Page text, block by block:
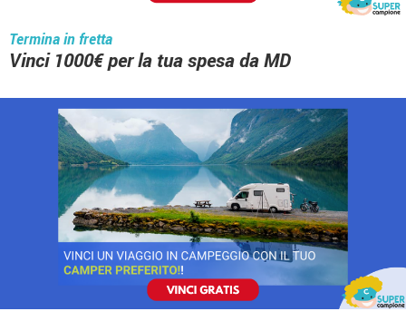
Termina in fretta
Vinci 1000€ per la tua spesa da MD